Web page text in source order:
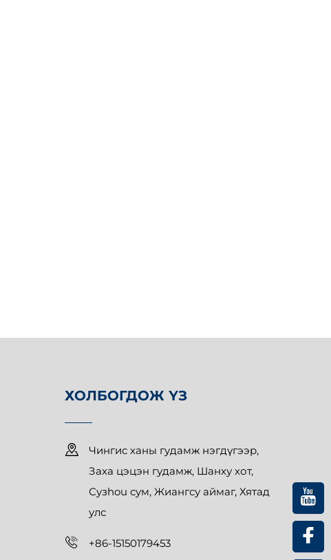
ХОЛБОГДОЖ ҮЗ
Чингис ханы гудамж нэгдүгээр,
Заха цэцэн гудамж, Шанху хот,
Сузhou сум, Жиангсу аймаг, Хятад
улс
+86-15150179453